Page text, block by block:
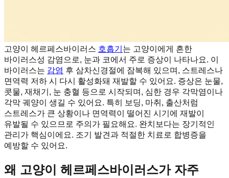
고양이 헤르페스바이러스 호흡기 는 고양이에게 흔한
바이러스성 감염으로, 눈과 코에서 주로 증상이 나타나요. 이
바이러스는 감염 후 삼차신경절에 잠복해 있으며, 스트레스나
면역력 저하 시 다시 활성화돼 재발할 수 있어요. 증상은 눈물,
콧물, 재채기, 눈 충혈 등으로 시작되며, 심한 경우 각막염이나
각막 궤양이 생길 수 있어요. 특히 보딩, 마취, 출산처럼
스트레스가 큰 상황이나 면역력이 떨어진 시기에 재발이
유발될 수 있으므로 주의가 필요해요. 완치보다는 장기적인
관리가 핵심이에요. 조기 발견과 적절한 치료로 합병증을
예방할 수 있어요.
왜 고양이 헤르페스바이러스가 자주